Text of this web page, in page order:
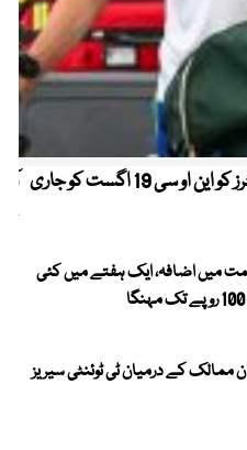
کیریبین پریمیئر لیگ ، قومی کرکٹرز کو این او سی 19 اگست کو جاری
میں اضافہ، ایک ہفتے میں کئی
کے میزبان ممالک کے درمیان ٹی ٹوئنٹی سیریز